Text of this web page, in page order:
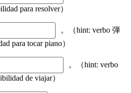
para resolver）
。（hint: verbo 弾
para tocar piano）
。（hint: verbo
de viajar）